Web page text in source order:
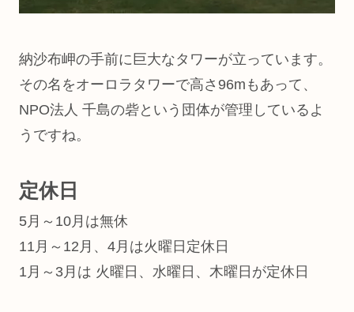
納沙布岬の手前に巨大なタワーが立っています。
その名をオーロラタワーで高さ96mもあって、
NPO法人 千島の砦という団体が管理しているよ
うですね。
定休日
5月～10月は無休
11月～12月、4月は火曜日定休日
1月～3月は 火曜日、水曜日、木曜日が定休日